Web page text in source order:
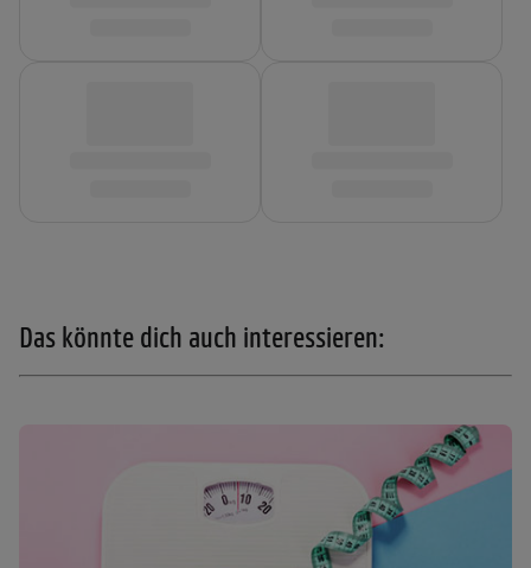
Das könnte dich auch interessieren: